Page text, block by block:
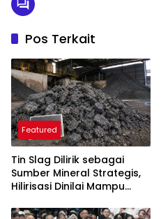
Pos Terkait
Featured
Tin Slag Dilirik sebagai
Sumber Mineral Strategis,
Hilirisasi Dinilai Mampu
Nasional